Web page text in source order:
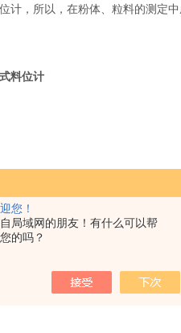
您！
局域网的朋友！有什么可以帮
的吗？
计，所以，在粉体、粒料的测定
料位计
以下
）